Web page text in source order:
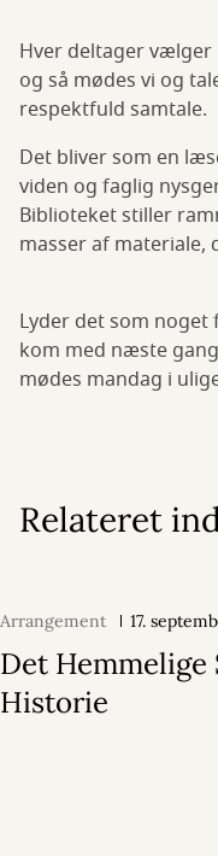
Hver deltager vælger
og så mødes vi og
respektfuld samtale.
Det bliver som en
viden og faglig
Biblioteket stiller
masser af materiale,
Lyder det som noget
kom med næste
mødes mandag i
Relateret
Arrangement 17.
Det Hemmelige
Historie